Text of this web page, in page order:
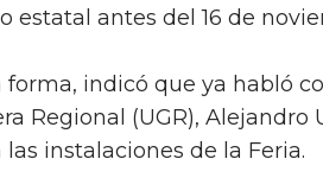
estatal antes del 16 de
forma, indicó que ya habló
Regional (UGR), Alejandro
las instalaciones de la Feria.